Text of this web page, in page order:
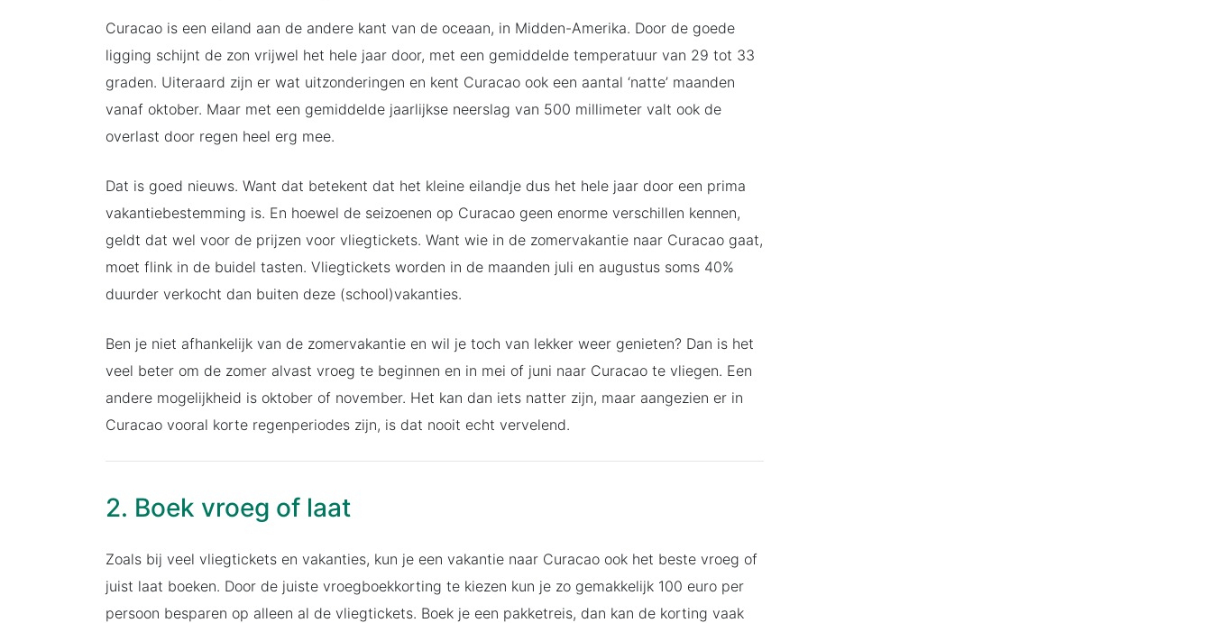
Curacao is een eiland aan de andere kant van de oceaan, in Midden-Amerika. Door de goede
ligging schijnt de zon vrijwel het hele jaar door, met een gemiddelde temperatuur van 29 tot 33
graden. Uiteraard zijn er wat uitzonderingen en kent Curacao ook een aantal ‘natte’ maanden
vanaf oktober. Maar met een gemiddelde jaarlijkse neerslag van 500 millimeter valt ook de
overlast door regen heel erg mee.
Dat is goed nieuws. Want dat betekent dat het kleine eilandje dus het hele jaar door een prima
vakantiebestemming is. En hoewel de seizoenen op Curacao geen enorme verschillen kennen,
geldt dat wel voor de prijzen voor vliegtickets. Want wie in de zomervakantie naar Curacao gaat,
moet flink in de buidel tasten. Vliegtickets worden in de maanden juli en augustus soms 40%
duurder verkocht dan buiten deze (school)vakanties.
Ben je niet afhankelijk van de zomervakantie en wil je toch van lekker weer genieten? Dan is het
veel beter om de zomer alvast vroeg te beginnen en in mei of juni naar Curacao te vliegen. Een
andere mogelijkheid is oktober of november. Het kan dan iets natter zijn, maar aangezien er in
Curacao vooral korte regenperiodes zijn, is dat nooit echt vervelend.
2. Boek vroeg of laat
Zoals bij veel vliegtickets en vakanties, kun je een vakantie naar Curacao ook het beste vroeg of
juist laat boeken. Door de juiste vroegboekkorting te kiezen kun je zo gemakkelijk 100 euro per
persoon besparen op alleen al de vliegtickets. Boek je een pakketreis, dan kan de korting vaak